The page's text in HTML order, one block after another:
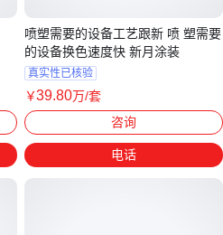
喷塑需要的设备工艺跟新 喷 塑需要
的设备换色速度快 新月涂装
真实性已核验
￥39.80万/套
咨询
电话